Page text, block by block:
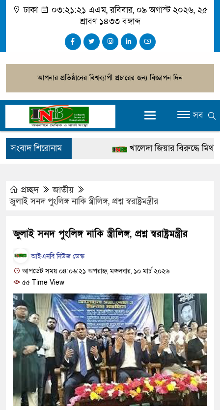
ঢাকা ০৩:২১:২১ এএম, রবিবার, ০৯ অগাস্ট ২০২৬, ২৫
শ্রাবণ ১৪৩৩ বঙ্গাব্দ
সব
সংবাদ শিরোনাম
খালেদা জিয়ার বিরুদ্ধে মিথ্যা
হবে: প্রধানমন্ত্রী
পুলিশ কোনো দলের বা গোষ্ঠীর
স্বরাষ্ট্রমন্ত্রী
গাজীপুরে সাতজনকে হত্যার
হারুনসহ ১০ জন
ঢাকার চারপাশে সচল হবে নৌপথ,
রাজধানীর দুই মেট্রো স্টেশনে
আদালতকে বলতে চাইলাম ফাঁসি
প্রচ্ছদ
জাতীয়
জুলাই সনদ পুংলিঙ্গ নাকি স্ত্রীলিঙ্গ, প্রশ্ন স্বরাষ্ট্রমন্ত্রীর
জুলাই সনদ পুংলিঙ্গ নাকি স্ত্রীলিঙ্গ, প্রশ্ন স্বরাষ্ট্রমন্ত্রীর
আইএনবি নিউজ ডেস্ক
আপডেট সময় ০৪:০৬:২১ অপরাহ্ন, মঙ্গলবার, ১০ মার্চ ২০২৬
৫৫ Time View